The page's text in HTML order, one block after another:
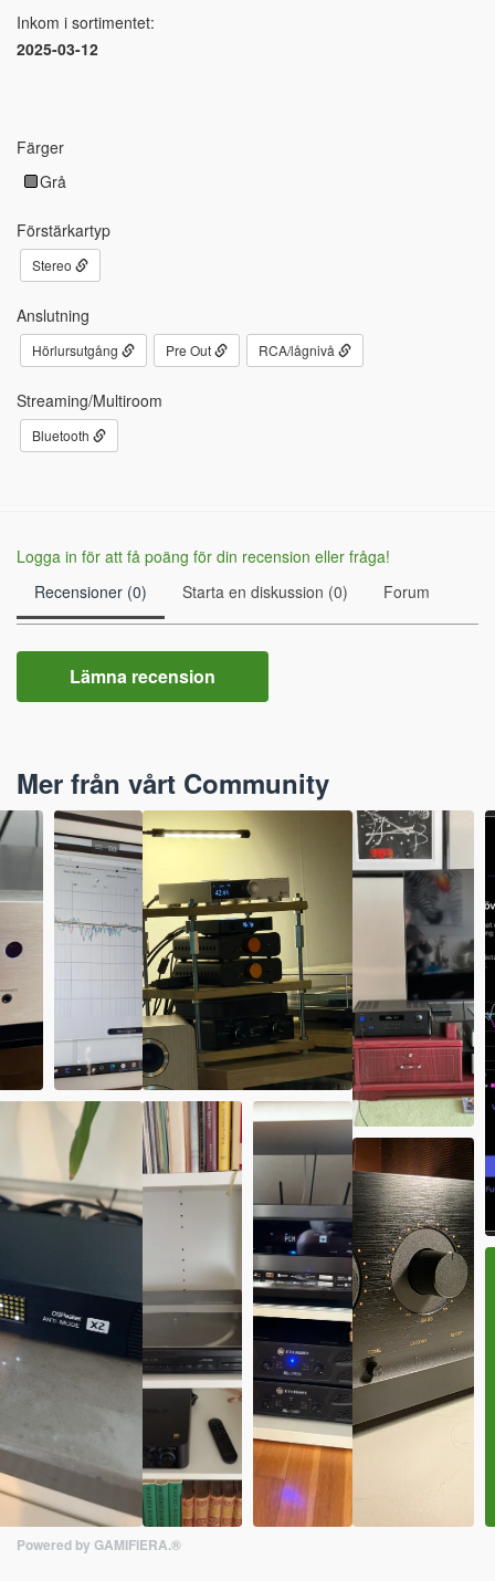
Inkom i sortimentet:
2025-03-12
Färger
Grå
Förstärkartyp
Stereo
Anslutning
Hörlursutgång Pre Out RCA/lågnivå
Streaming/Multiroom
Bluetooth
Logga in för att få poäng för din recension eller fråga!
Recensioner (0)
Starta en diskussion (0) Forum
Lämna recension
Mer från vårt Community
Powered by GAMIFIERA.®